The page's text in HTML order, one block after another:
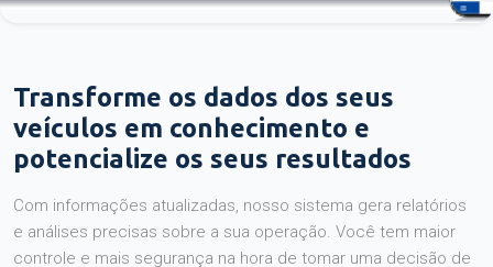
Transforme os dados dos seus
veículos em conhecimento e
potencialize os seus resultados
Com informações atualizadas, nosso sistema gera relatórios
e análises precisas sobre a sua operação. Você tem maior
controle e mais segurança na hora de tomar uma decisão de